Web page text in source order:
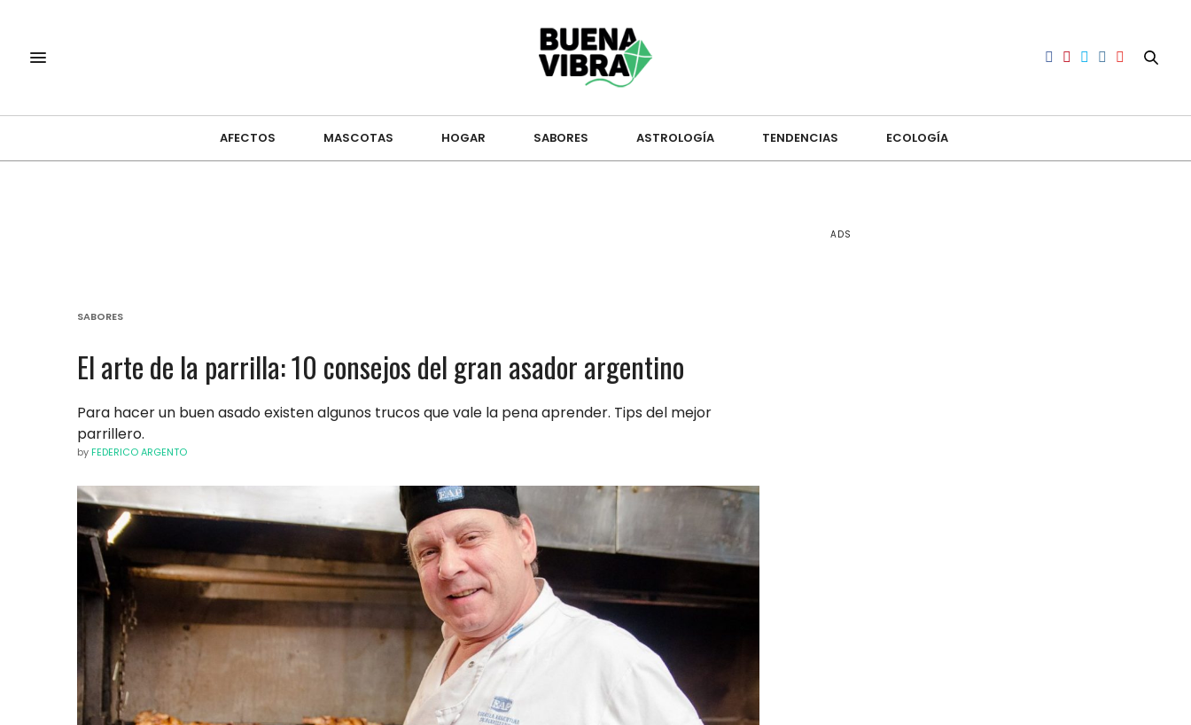
AFECTOS MASCOTAS HOGAR SABORES ASTROLOGÍA TENDENCIAS ECOLOGÍA
SABORES
El arte de la parrilla: 10 consejos del gran asador argentino
Para hacer un buen asado existen algunos trucos que vale la pena aprender. Tips del mejor
parrillero.
by FEDERICO ARGENTO
ADS